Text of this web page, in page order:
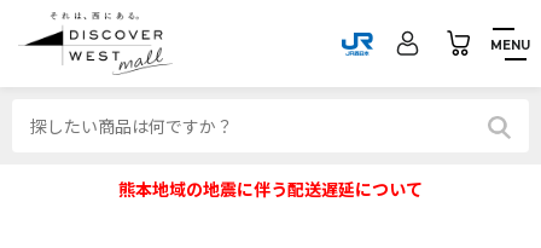
MENU
熊本地域の地震に伴う配送遅延について